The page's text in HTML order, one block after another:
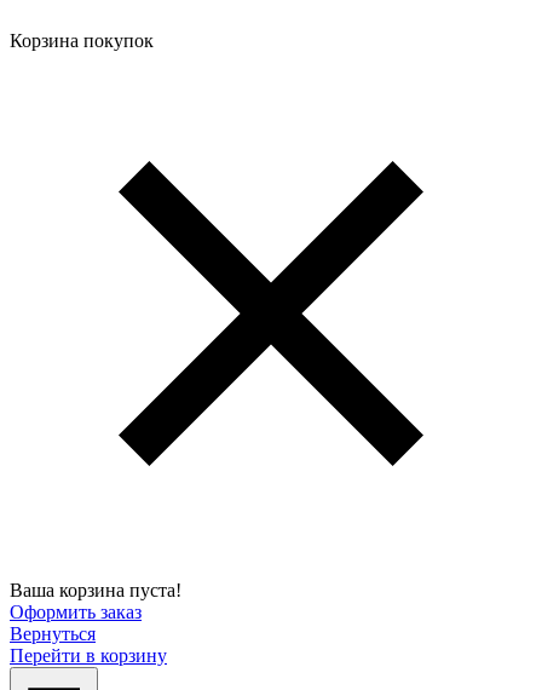
Корзина покупок
Ваша корзина пуста!
Оформить заказ
Вернуться
Перейти в корзину